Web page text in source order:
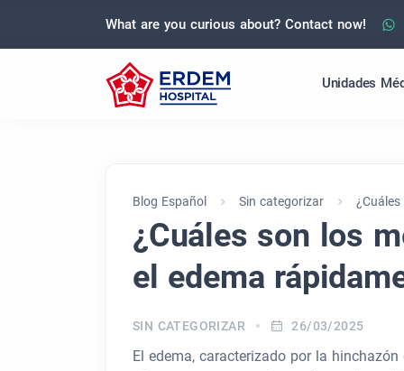
What are you curious about? Contact now!
Unidades
Blog Español Sin categorizar
¿Cuáles son los
el edema
SIN CATEGORIZAR 26/03/2025
El edema, caracterizado por la